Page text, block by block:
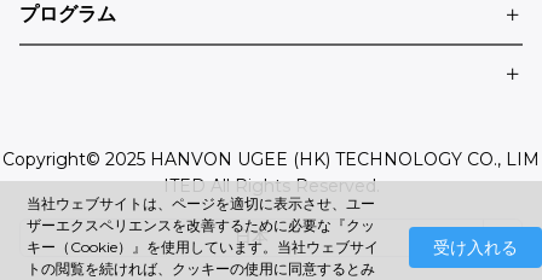
プログラム
Copyright© 2025 HANVON UGEE (HK) TECHNOLOGY CO., LIM
ITED All Rights Reserved.
当社ウェブサイトは、ページを適切に表示させ、ユー
ザーエクスペリエンスを改善するために必要な『クッ
キー（Cookie）』を使用しています。当社ウェブサイ
トの閲覧を続ければ、クッキーの使用に同意するとみ
受け入れる
日本